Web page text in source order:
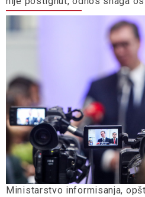
Ministarstvo informisanja,